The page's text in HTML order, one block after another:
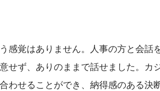
感覚はありません。人事の方と会話
せず、ありのままで話せました。カ
わせることができ、納得感のある決